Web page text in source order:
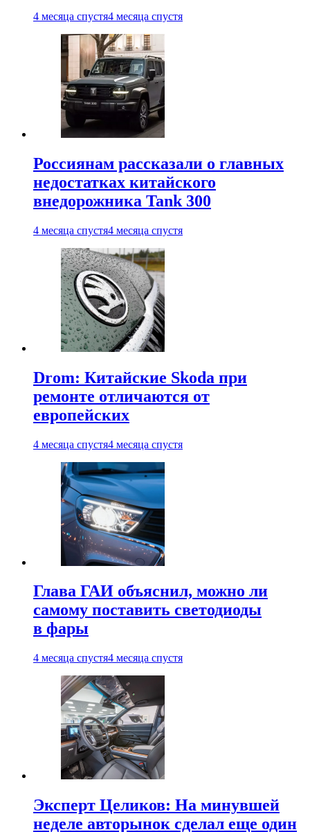
4 месяца спустя4 месяца спустя
Россиянам рассказали о главных
недостатках китайского
внедорожника Tank 300
4 месяца спустя4 месяца спустя
Drom: Китайские Skoda при
ремонте отличаются от
европейских
4 месяца спустя4 месяца спустя
Глава ГАИ объяснил, можно ли
самому поставить светодиоды
в фары
4 месяца спустя4 месяца спустя
Эксперт Целиков: На минувшей
неделе авторынок сделал еще один